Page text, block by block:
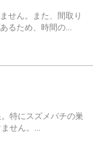
せん。また、間取り
るため、時間の...
特にスズメバチの巣
せん。...